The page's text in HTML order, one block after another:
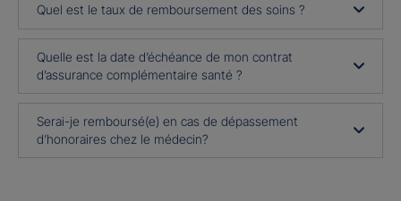
Quel est le taux de remboursement des soins ?
Quelle est la date d’échéance de mon contrat
d’assurance complémentaire santé ?
Serai-je remboursé(e) en cas de dépassement
d’honoraires chez le médecin?